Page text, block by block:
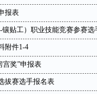
报表
贴工）职业技能竞赛参赛选
附件1-4
宫奖”申报表
拔赛选手报名表